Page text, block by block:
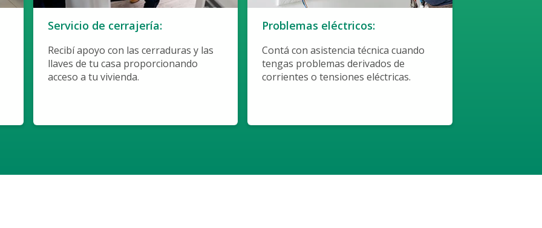
Servicio de cerrajería:
Recibí apoyo con las cerraduras y las
llaves de tu casa proporcionando
acceso a tu vivienda.
Problemas eléctricos:
Contá con asistencia técnica cuando
tengas problemas derivados de
corrientes o tensiones eléctricas.